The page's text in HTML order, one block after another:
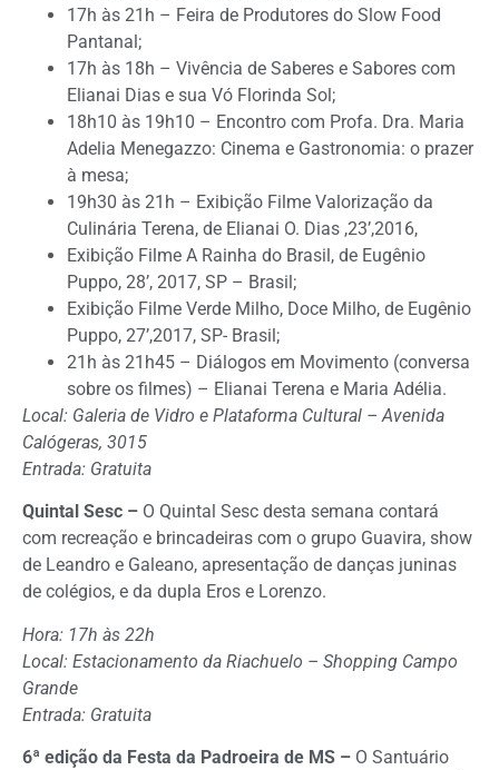
17h às 21h – Feira de Produtores do Slow Food
Pantanal;
17h às 18h – Vivência de Saberes e Sabores com
Elianai Dias e sua Vó Florinda Sol;
18h10 às 19h10 – Encontro com Profa. Dra. Maria
Adelia Menegazzo: Cinema e Gastronomia: o prazer
à mesa;
19h30 às 21h – Exibição Filme Valorização da
Culinária Terena, de Elianai O. Dias ,23’,2016,
Exibição Filme A Rainha do Brasil, de Eugênio
Puppo, 28’, 2017, SP – Brasil;
Exibição Filme Verde Milho, Doce Milho, de Eugênio
Puppo, 27’,2017, SP- Brasil;
21h às 21h45 – Diálogos em Movimento (conversa
sobre os filmes) – Elianai Terena e Maria Adélia.
Local: Galeria de Vidro e Plataforma Cultural – Avenida
Calógeras, 3015
Entrada: Gratuita
Quintal Sesc – O Quintal Sesc desta semana contará
com recreação e brincadeiras com o grupo Guavira, show
de Leandro e Galeano, apresentação de danças juninas
de colégios, e da dupla Eros e Lorenzo.
Hora: 17h às 22h
Local: Estacionamento da Riachuelo – Shopping Campo
Grande
Entrada: Gratuita
6ª edição da Festa da Padroeira de MS – O Santuário